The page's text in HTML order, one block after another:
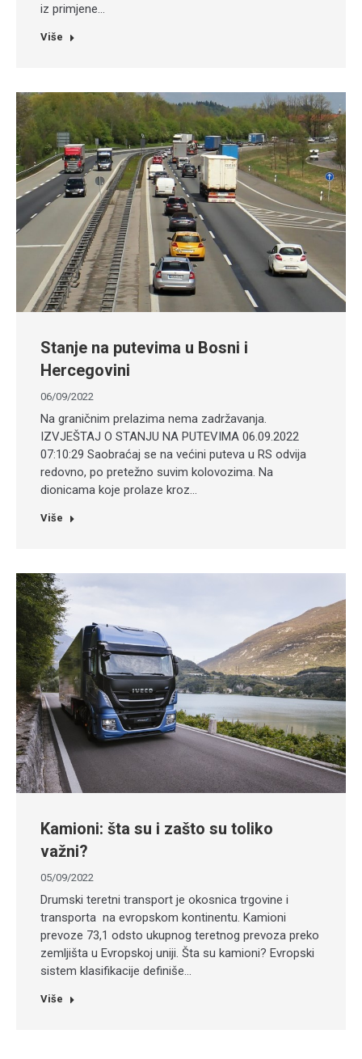
iz primjene…
Više
Stanje na putevima u Bosni i
Hercegovini
06/09/2022
Na graničnim prelazima nema zadržavanja.
IZVJEŠTAJ O STANJU NA PUTEVIMA 06.09.2022
07:10:29 Saobraćaj se na većini puteva u RS odvija
redovno, po pretežno suvim kolovozima. Na
dionicama koje prolaze kroz…
Više
Kamioni: šta su i zašto su toliko
važni?
05/09/2022
Drumski teretni transport je okosnica trgovine i
transporta na evropskom kontinentu. Kamioni
prevoze 73,1 odsto ukupnog teretnog prevoza preko
zemljišta u Evropskoj uniji. Šta su kamioni? Evropski
sistem klasifikacije definiše…
Više